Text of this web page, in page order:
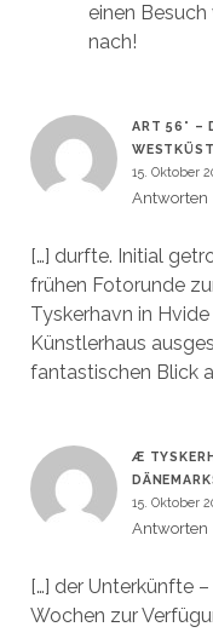
einen
nach!
ART 56° –
15. Oktober
Antworten
[…] durfte. Initial
frühen Fotorunde
Tyskerhavn in
Künstlerhaus
fantastischen Blick
Æ
15. Oktober
Antworten
[…] der Unterkünfte
Wochen zur